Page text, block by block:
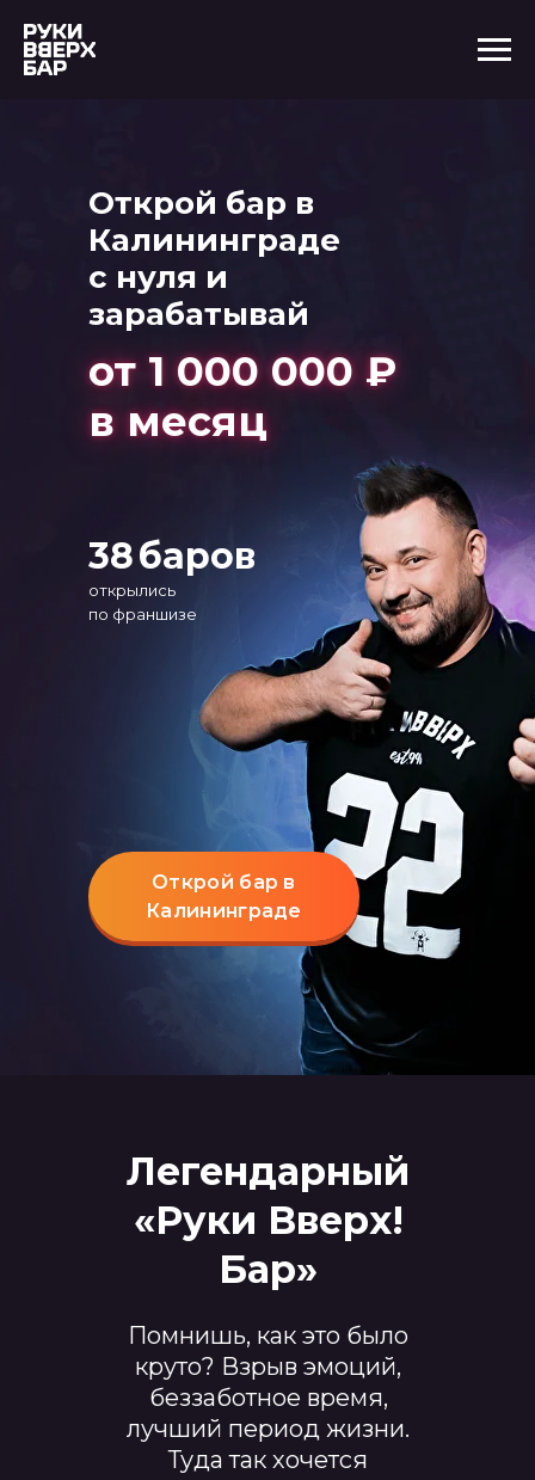
Открой бар в
Калининграде
с нуля и
зарабатывай
от 1 000 000 ₽
в месяц
38
открылись
по франшизе
Открой бар в
Калининграде
баров
Легендарный
«Руки Вверх!
Бар»
Помнишь, как это было
круто? Взрыв эмоций,
беззаботное время,
лучший период жизни.
Туда так хочется